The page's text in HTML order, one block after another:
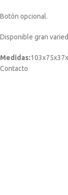
Botón opcional.
Disponible gran
Medidas:
Contacto